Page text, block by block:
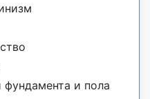
фундамента и пола